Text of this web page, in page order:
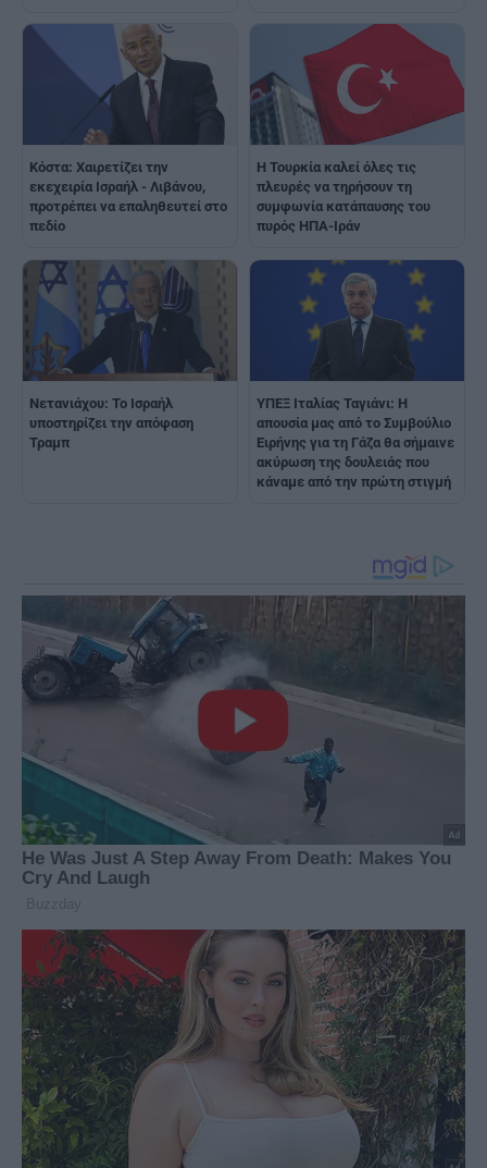
Κόστα: Xαιρετίζει την
εκεχειρία Ισραήλ - Λιβάνου,
προτρέπει να επαληθευτεί στο
πεδίο
Η Τουρκία καλεί όλες τις
πλευρές να τηρήσουν τη
συμφωνία κατάπαυσης του
πυρός ΗΠΑ-Ιράν
Νετανιάχου: Το Ισραήλ
υποστηρίζει την απόφαση
Τραμπ
ΥΠΕΞ Ιταλίας Ταγιάνι: H
απουσία μας από το Συμβούλιο
Ειρήνης για τη Γάζα θα σήμαινε
ακύρωση της δουλειάς που
κάναμε από την πρώτη στιγμή